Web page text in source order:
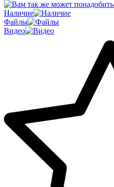
Наличие
Файлы
Видео